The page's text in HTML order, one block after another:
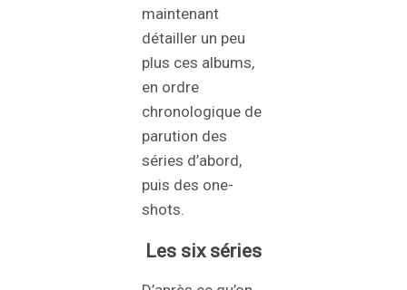
maintenant
détailler un peu
plus ces albums,
en ordre
chronologique de
parution des
séries d’abord,
puis des one-
shots.
Les six séries